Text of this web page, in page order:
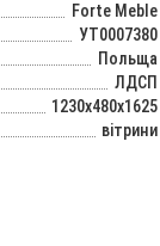
Forte Meble
УТ0007380
Польща
ЛДСП
1230x480x1625
вітрини